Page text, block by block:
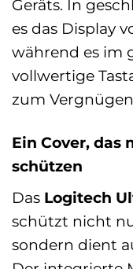
Geräts. In
es das Display
während es im
vollwertige
zum
Ein Cover, das
schützen
Das Logitech
schützt nicht
sondern dient